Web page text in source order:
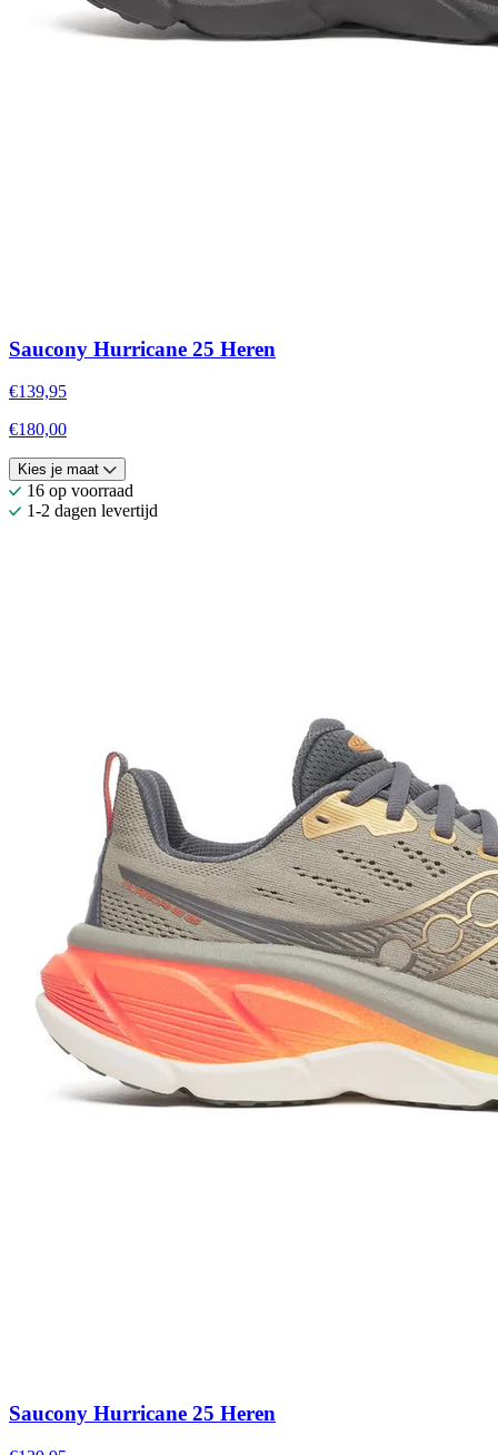
Saucony Hurricane 25 Heren
€139,95
€180,00
Kies je maat
16 op voorraad
1-2 dagen levertijd
Saucony Hurricane 25 Heren